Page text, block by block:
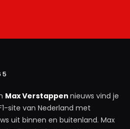
Max Verstappen nieuws vind je
site van Nederland met
uit binnen en buitenland. Max